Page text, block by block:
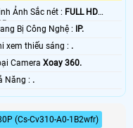
Ảnh Sắc nét : FULL HD
.
⚜️ Trang Bị Công Nghệ :
IP.
✪ Khi xem thiếu sáng : .
CameraXoay 360.
️ƒ Khả Năng : .
(Cs-Cv310-A0-1B2wfr)